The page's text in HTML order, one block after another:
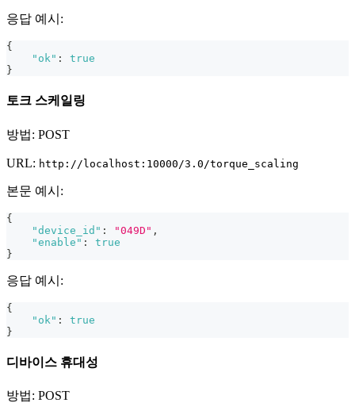
응답 예시:
{
"ok" :
true
}
토크 스케일링
방법: POST
URL: http://localhost:10000/3.0/torque_scaling
본문 예시:
{
"device_id" : "049D" ,
"enable" :
true
}
응답 예시:
{
"ok" :
true
}
디바이스 휴대성
방법: POST